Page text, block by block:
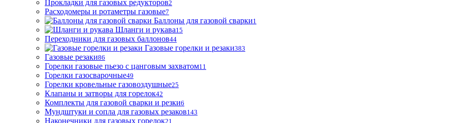
Прокладки для газовых редукторов2
Расходомеры и ротаметры газовые7
Баллоны для газовой сварки1
Шланги и рукава15
Переходники для газовых баллонов44
Газовые горелки и резаки383
Газовые резаки86
Горелки газовые пьезо с цанговым захватом11
Горелки газосварочные49
Горелки кровельные газовоздушные25
Клапаны и затворы для горелок42
Комплекты для газовой сварки и резки6
Мундштуки и сопла для газовых резаков143
Наконечники для газовых горелок21